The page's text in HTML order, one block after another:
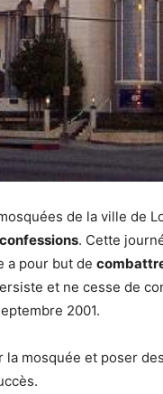
de la ville de
. Cette
a pour but de
et ne cesse de
2001.
la mosquée et poser